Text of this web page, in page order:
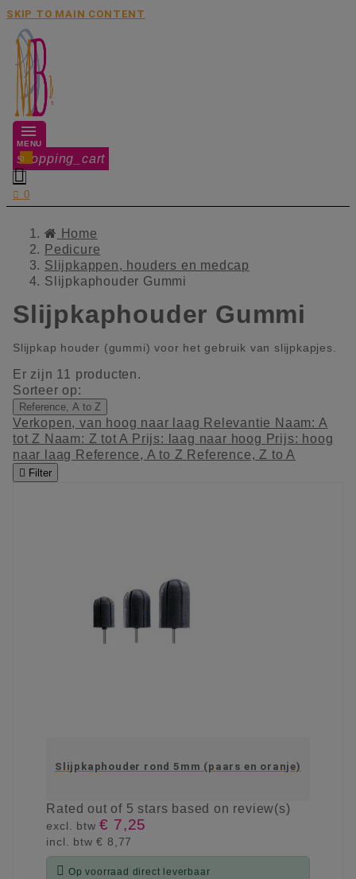
SKIP TO MAIN CONTENT
MENU
shopping_cart
0

 0
Home
Pedicure
Slijpkappen, houders en medcap
Slijpkaphouder Gummi
Slijpkaphouder Gummi
Slijpkap houder (gummi) voor het gebruik van slijpkapjes.
Er zijn 11 producten.
Sorteer op:
Reference, A to Z
Verkopen, van hoog naar laag Relevantie Naam: A
tot Z Naam: Z tot A Prijs: laag naar hoog Prijs: hoog
naar laag Reference, A to Z Reference, Z to A
 Filter
Slijpkaphouder rond 5mm (paars en oranje)
Ratedout of 5 stars based on review(s)
excl. btw€ 7,25
incl. btw€ 8,77
 Op voorraad direct leverbaar